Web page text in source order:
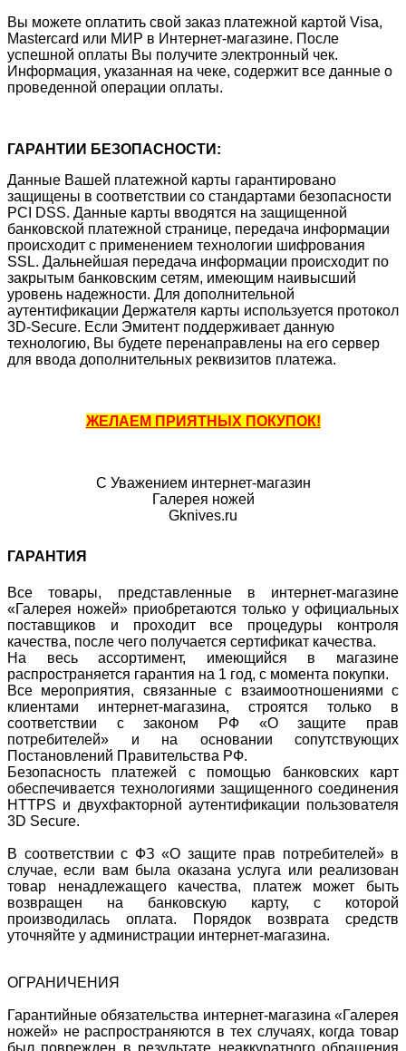
Вы можете оплатить свой заказ платежной картой Visa,
Mastercard или МИР в Интернет-магазине. После
успешной оплаты Вы получите электронный чек.
Информация, указанная на чеке, содержит все данные о
проведенной операции оплаты.
ГАРАНТИИ БЕЗОПАСНОСТИ:
Данные Вашей платежной карты гарантировано
защищены в соответствии со стандартами безопасности
PCI DSS. Данные карты вводятся на защищенной
банковской платежной странице, передача информации
происходит с применением технологии шифрования
SSL. Дальнейшая передача информации происходит по
закрытым банковским сетям, имеющим наивысший
уровень надежности. Для дополнительной
аутентификации Держателя карты используется протокол
3D-Secure. Если Эмитент поддерживает данную
технологию, Вы будете перенаправлены на его сервер
для ввода дополнительных реквизитов платежа.
ЖЕЛАЕМ ПРИЯТНЫХ ПОКУПОК!
С Уважением интернет-магазин
Галерея ножей
Gknives.ru
ГАРАНТИЯ
Все товары, представленные в интернет-магазине
«Галерея ножей» приобретаются только у официальных
поставщиков и проходит все процедуры контроля
качества, после чего получается сертификат качества.
На весь ассортимент, имеющийся в магазине
распространяется гарантия на 1 год, с момента покупки.
Все мероприятия, связанные с взаимоотношениями с
клиентами интернет-магазина, строятся только в
соответствии с законом РФ «О защите прав
потребителей» и на основании сопутствующих
Постановлений Правительства РФ.
Безопасность платежей с помощью банковских карт
обеспечивается технологиями защищенного соединения
HTTPS и двухфакторной аутентификации пользователя
3D Secure.
В соответствии с ФЗ «О защите прав потребителей» в
случае, если вам была оказана услуга или реализован
товар ненадлежащего качества, платеж может быть
возвращен на банковскую карту, с которой
производилась оплата. Порядок возврата средств
уточняйте у администрации интернет-магазина.
ОГРАНИЧЕНИЯ
Гарантийные обязательства интернет-магазина «Галерея
ножей» не распространяются в тех случаях, когда товар
был поврежден в результате неаккуратного обращения